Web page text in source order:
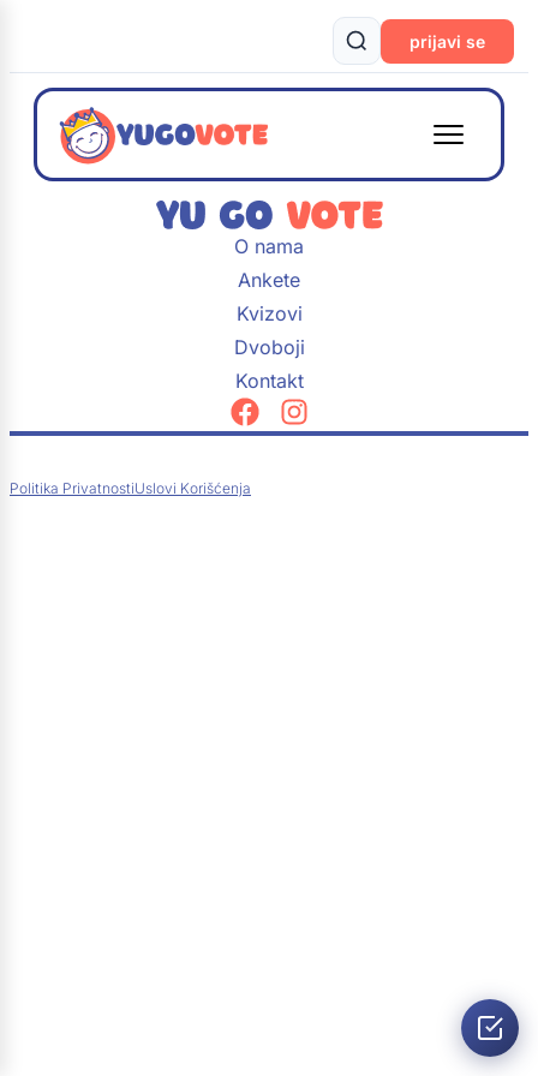
prijavi se
O nama
Ankete
Kvizovi
Dvoboji
Kontakt
Politika PrivatnostiUslovi Korišćenja